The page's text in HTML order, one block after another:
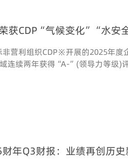
获CDP“气候变化”“水
非营利组织CDP※开展的2025年
连续两年获得“A-”(领导力等级)评
年Q3财报：业绩再创历